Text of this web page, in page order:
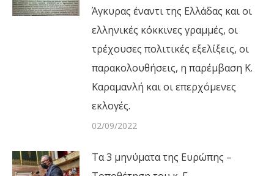
Άγκυρας έναντι της Ελλάδας και οι
ελληνικές κόκκινες γραμμές, οι
τρέχουσες πολιτικές εξελίξεις, οι
παρακολουθήσεις, η παρέμβαση Κ.
Καραμανλή και οι επερχόμενες
εκλογές.
02/09/2022
Τα 3 μηνύματα της Ευρώπης –